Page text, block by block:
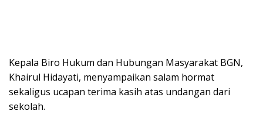
Kepala Biro Hukum dan Hubungan Masyarakat BGN,
Khairul Hidayati, menyampaikan salam hormat
sekaligus ucapan terima kasih atas undangan dari
sekolah.